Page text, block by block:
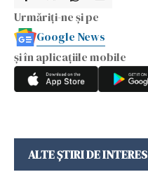
Urmăriți-ne și pe
Google News
și în aplicațiile mobile
ALTE ȘTIRI DE INTERES